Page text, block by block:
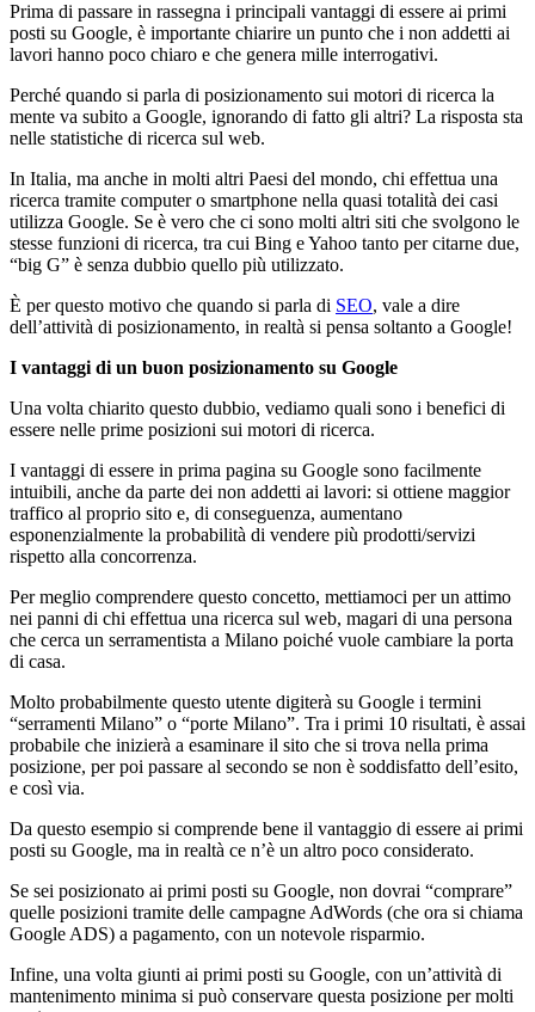
Prima di passare in rassegna i principali vantaggi di essere ai primi
posti su Google, è importante chiarire un punto che i non addetti ai
lavori hanno poco chiaro e che genera mille interrogativi.
Perché quando si parla di posizionamento sui motori di ricerca la
mente va subito a Google, ignorando di fatto gli altri? La risposta sta
nelle statistiche di ricerca sul web.
In Italia, ma anche in molti altri Paesi del mondo, chi effettua una
ricerca tramite computer o smartphone nella quasi totalità dei casi
utilizza Google. Se è vero che ci sono molti altri siti che svolgono le
stesse funzioni di ricerca, tra cui Bing e Yahoo tanto per citarne due,
“big G” è senza dubbio quello più utilizzato.
È per questo motivo che quando si parla di SEO, vale a dire
dell’attività di posizionamento, in realtà si pensa soltanto a Google!
I vantaggi di un buon posizionamento su Google
Una volta chiarito questo dubbio, vediamo quali sono i benefici di
essere nelle prime posizioni sui motori di ricerca.
I vantaggi di essere in prima pagina su Google sono facilmente
intuibili, anche da parte dei non addetti ai lavori: si ottiene maggior
traffico al proprio sito e, di conseguenza, aumentano
esponenzialmente la probabilità di vendere più prodotti/servizi
rispetto alla concorrenza.
Per meglio comprendere questo concetto, mettiamoci per un attimo
nei panni di chi effettua una ricerca sul web, magari di una persona
che cerca un serramentista a Milano poiché vuole cambiare la porta
di casa.
Molto probabilmente questo utente digiterà su Google i termini
“serramenti Milano” o “porte Milano”. Tra i primi 10 risultati, è assai
probabile che inizierà a esaminare il sito che si trova nella prima
posizione, per poi passare al secondo se non è soddisfatto dell’esito,
e così via.
Da questo esempio si comprende bene il vantaggio di essere ai primi
posti su Google, ma in realtà ce n’è un altro poco considerato.
Se sei posizionato ai primi posti su Google, non dovrai “comprare”
quelle posizioni tramite delle campagne AdWords (che ora si chiama
Google ADS) a pagamento, con un notevole risparmio.
Infine, una volta giunti ai primi posti su Google, con un’attività di
mantenimento minima si può conservare questa posizione per molti